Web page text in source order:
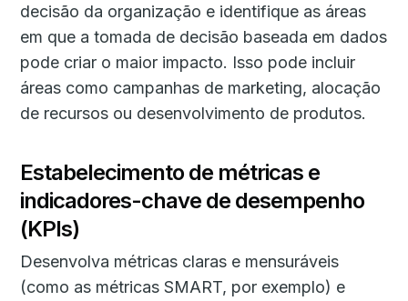
decisão da organização e identifique as áreas
em que a tomada de decisão baseada em dados
pode criar o maior impacto. Isso pode incluir
áreas como campanhas de marketing, alocação
de recursos ou desenvolvimento de produtos.
Estabelecimento de métricas e
indicadores-chave de desempenho
(KPIs)
Desenvolva métricas claras e mensuráveis
(como as métricas SMART, por exemplo) ​​e